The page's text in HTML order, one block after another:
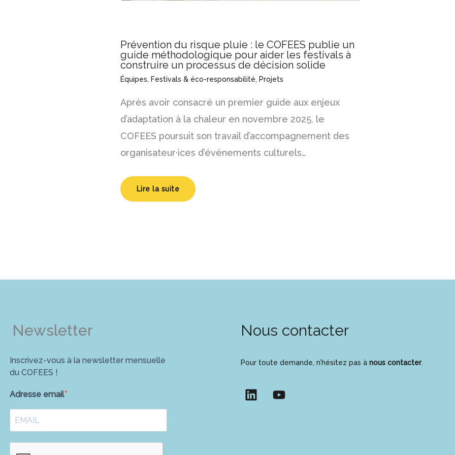
Prévention du risque pluie : le COFEES publie un
guide méthodologique pour aider les festivals à
construire un processus de décision solide
Équipes, Festivals & éco-responsabilité, Projets
Après avoir consacré un premier guide aux enjeux
d’adaptation à la chaleur en novembre 2025, le
COFEES poursuit son travail d’accompagnement des
organisateur·ices d’événements culturels…
Lire la suite
Newsletter
Inscrivez-vous à la newsletter mensuelle
du COFEES !
Adresse email
Nous contacter
Pour toute demande, n’hésitez pas à nous contacter.